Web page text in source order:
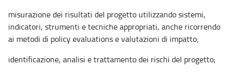
misurazione dei risultati del progetto utilizzando sistemi,
indicatori, strumenti e tecniche appropriati, anche ricorrendo
ai metodi di policy evaluations e valutazioni di impatto;
identificazione, analisi e trattamento dei rischi del progetto;